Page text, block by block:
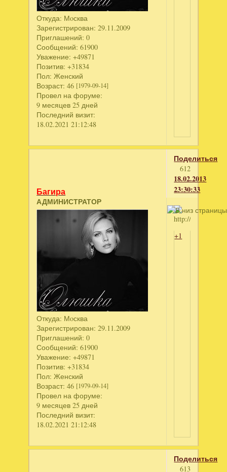
Откуда: Мoсква
Зарегистрирован: 29.11.2009
Приглашений: 0
Сообщений: 61900
Уважение: +49871
Позитив: +31834
Пол: Женский
Возраст: 46 [1979-09-14]
Провел на форуме:
9 месяцев 25 дней
Последний визит:
18.02.2021 21:12:48
Поделиться
612
18.02.2013
23:30:33
Багира
АДМИНИСТРАТОР
Откуда: Мoсква
Зарегистрирован: 29.11.2009
Приглашений: 0
Сообщений: 61900
Уважение: +49871
Позитив: +31834
Пол: Женский
Возраст: 46 [1979-09-14]
Провел на форуме:
9 месяцев 25 дней
Последний визит:
18.02.2021 21:12:48
+1
Поделиться
613